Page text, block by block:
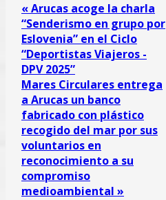
« Arucas acoge la charla
“Senderismo en grupo por
Eslovenia” en el Ciclo
“Deportistas Viajeros -
DPV 2025”
Mares Circulares entrega
a Arucas un banco
fabricado con plástico
recogido del mar por sus
voluntarios en
reconocimiento a su
compromiso
medioambiental »